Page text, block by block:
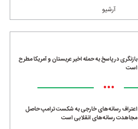
آرشیو
بازنگری در پاسخ به حمله اخیر عربستان و آمریکا مطرح
است
•••
اعتراف رسانه‌های خارجی به شکست ترامپ حاصل
مجاهدت رسانه‌های انقلابی است